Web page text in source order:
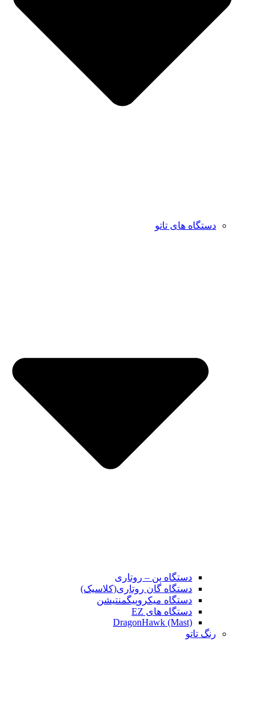
دستگاه های تاتو
دستگاه پن – روتاری
دستگاه گان روتاری(کلاسیک)
دستگاه میکروپیگمنتیشن
دستگاه های EZ
DragonHawk (Mast)
رنگ تاتو